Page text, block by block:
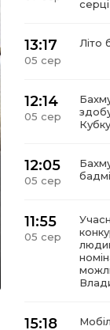
13:17
05 сер
Літо
12:14
05 сер
12:05
05 сер
11:55
05 сер
15:18